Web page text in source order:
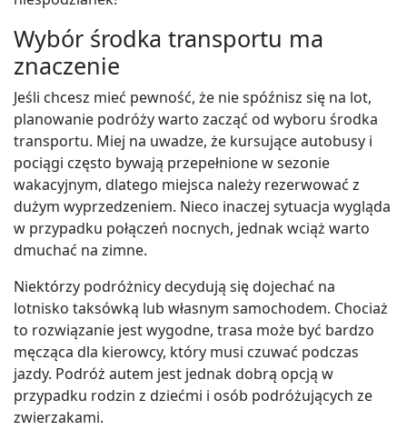
Wybór środka transportu ma
znaczenie
Jeśli chcesz mieć pewność, że nie spóźnisz się na lot,
planowanie podróży warto zacząć od wyboru środka
transportu. Miej na uwadze, że kursujące autobusy i
pociągi często bywają przepełnione w sezonie
wakacyjnym, dlatego miejsca należy rezerwować z
dużym wyprzedzeniem. Nieco inaczej sytuacja wygląda
w przypadku połączeń nocnych, jednak wciąż warto
dmuchać na zimne.
Niektórzy podróżnicy decydują się dojechać na
lotnisko taksówką lub własnym samochodem. Chociaż
to rozwiązanie jest wygodne, trasa może być bardzo
męcząca dla kierowcy, który musi czuwać podczas
jazdy. Podróż autem jest jednak dobrą opcją w
przypadku rodzin z dziećmi i osób podróżujących ze
zwierzakami.